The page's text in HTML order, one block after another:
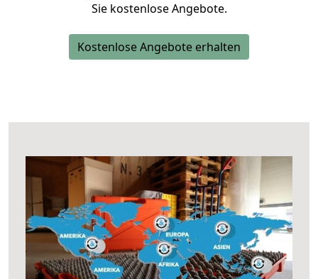
Sie kostenlose Angebote.
Kostenlose Angebote erhalten